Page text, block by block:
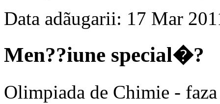
Data adãugarii: 17 Mar
Men??iune special�?
Olimpiada de Chimie -